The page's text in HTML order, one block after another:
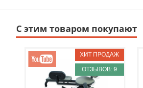
С этим товаром покупают
ОТЗЫВОВ: 9